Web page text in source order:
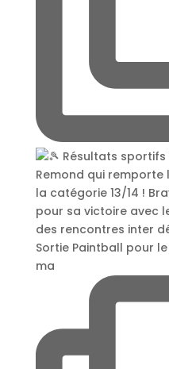
Sortie Paintball pour
ma